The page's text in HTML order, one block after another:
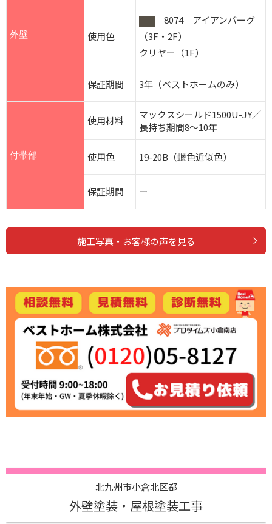
外壁 使用色
8074 アイアンバーグ
（3F・2F）
クリヤー（1F）
保証期間 3年（ベストホームのみ）
付帯部
使用材料
マックスシールド1500U-JY／
長持ち期間8～10年
使用色 19-20B（蠟色近似色）
保証期間 ー
施工写真・お客様の声を見る
北九州市小倉北区都
外壁塗装・屋根塗装工事